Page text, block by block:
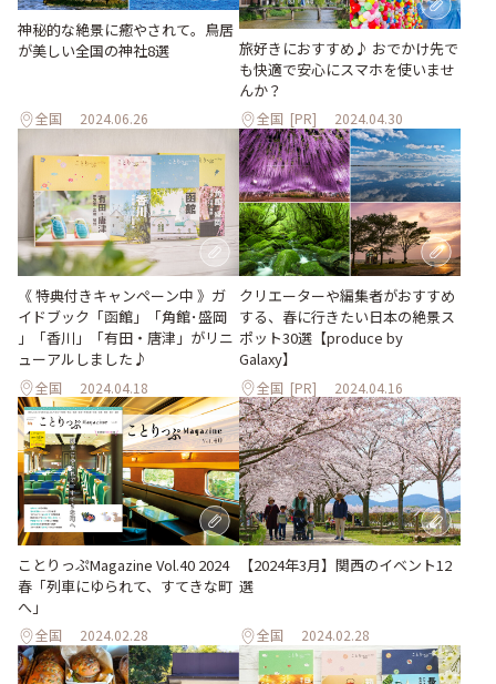
神秘的な絶景に癒やされて。鳥居
が美しい全国の神社8選
全国 2024.06.26
旅好きにおすすめ♪ おでかけ先で
も快適で安心にスマホを使いませ
んか？
全国 [PR] 2024.04.30
《 特典付きキャンペーン中 》ガ
イドブック「函館」「角館･盛岡
」「香川」「有田・唐津」がリニ
ューアルしました♪
全国 2024.04.18
クリエーターや編集者がおすすめ
する、春に行きたい日本の絶景ス
ポット30選【produce by
Galaxy】
全国 [PR] 2024.04.16
ことりっぷMagazine Vol.40 2024
春「列車にゆられて、すてきな町
へ」
全国 2024.02.28
【2024年3月】関西のイベント12
選
全国 2024.02.28